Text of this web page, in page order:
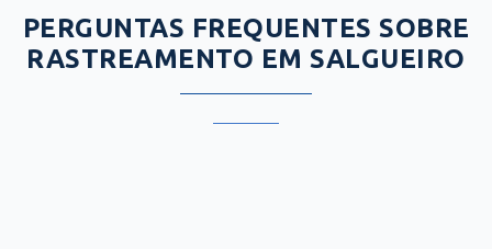
PERGUNTAS FREQUENTES SOBRE
RASTREAMENTO EM SALGUEIRO